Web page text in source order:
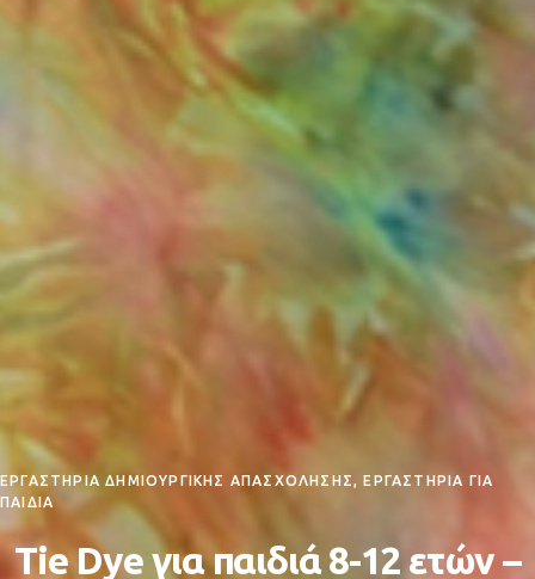
ΕΡΓΑΣΤΗΡΙΑ ΔΗΜΙΟΥΡΓΙΚΗΣ ΑΠΑΣΧΟΛΗΣΗΣ, ΕΡΓΑΣΤΗΡΙΑ ΓΙΑ
ΠΑΙΔΙΑ
Tie Dye για παιδιά 8-12 ετών –